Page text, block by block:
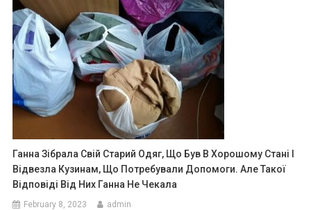
Ганна Зібрала Свій Старий Одяг, Що Був В Хорошому Стані І
Відвезла Кузинам, Що Потребували Допомоги. Але Такої
Відповіді Від Них Ганна Не Чекала
February 8, 2023 admin